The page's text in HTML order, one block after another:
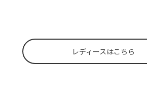
レディースはこちら